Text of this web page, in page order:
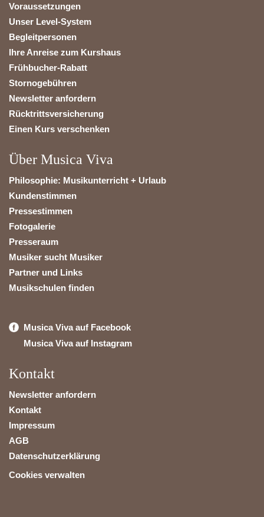
Voraussetzungen
Unser Level-System
Begleitpersonen
Ihre Anreise zum Kurshaus
Frühbucher-Rabatt
Stornogebühren
Newsletter anfordern
Rücktrittsversicherung
Einen Kurs verschenken
Über Musica Viva
Philosophie: Musikunterricht + Urlaub
Kundenstimmen
Pressestimmen
Fotogalerie
Presseraum
Musiker sucht Musiker
Partner und Links
Musikschulen finden
Musica Viva auf Facebook
Musica Viva auf Instagram
Kontakt
Newsletter anfordern
Kontakt
Impressum
AGB
Datenschutzerklärung
Cookies verwalten